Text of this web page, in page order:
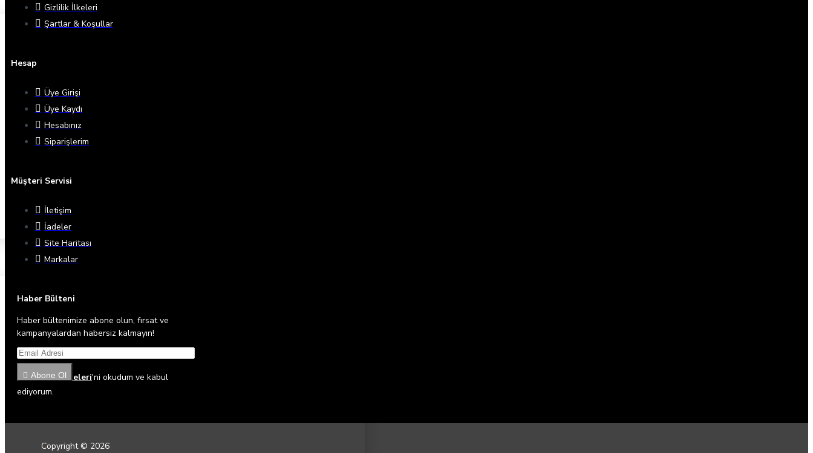
Gizlilik İlkeleri
Şartlar & Koşullar
Hesap
Üye Girişi
Üye Kaydı
Hesabınız
Siparişlerim
Müşteri Servisi
İletişim
İadeler
Site Haritası
Markalar
Haber Bülteni
Haber bültenimize abone olun, fırsat ve
kampanyalardan habersiz kalmayın!
Abone Ol
Gizlilik İlkeleri'ni okudum ve kabul
ediyorum.
Copyright © 2026